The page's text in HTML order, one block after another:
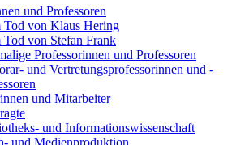
und Professoren
Tod von Klaus Hering
Tod von Stefan Frank
Professorinnen und Professoren
und Vertretungsprofessorinnen und -
und Mitarbeiter
und Informationswissenschaft
und Medienproduktion